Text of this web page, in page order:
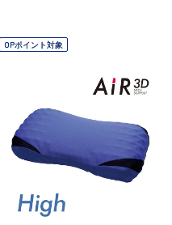
OPポイント対象